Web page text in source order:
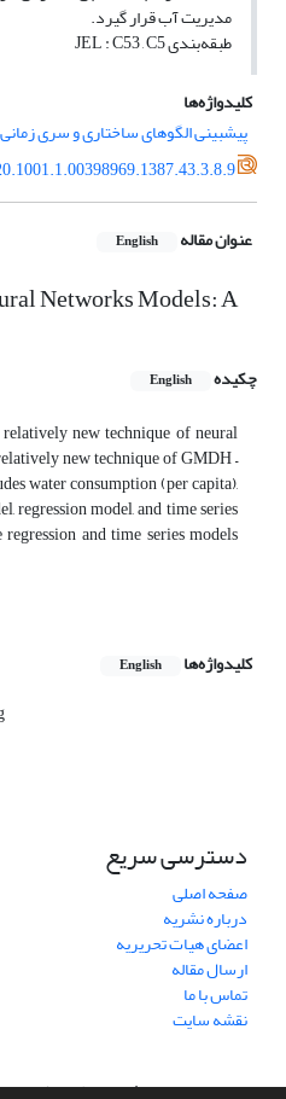
مدیریت آب قرار گیرد.
طبقه‌بندی JEL : C53 , C5
کلیدواژه‌ها
پیش‎بینی الگو‎های ساختاری و سری زمانی
عنوان مقاله English
Networks Models: A
چکیده English
new technique of neural
new technique of GMDH –
water consumption (per capita),
regression model, and time series
and time series models
کلیدواژه‌ها English
دسترسی سریع
صفحه اصلی
درباره نشریه
اعضای هیات تحریریه
ارسال مقاله
تماس با ما
نقشه سایت
سامانه مدیریت نشریات علمی.طراحی